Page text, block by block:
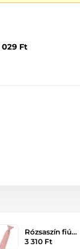
029 Ft
Rózsaszín fiú…
3 310 Ft